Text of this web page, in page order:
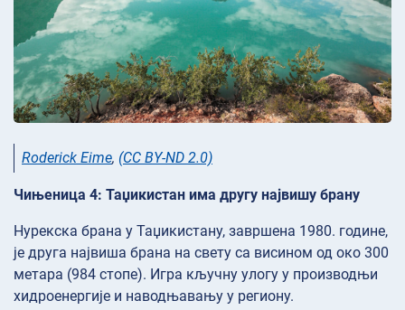
Roderick Eime, (CC BY-ND 2.0)
Чињеница 4: Таџикистан има другу највишу брану
Нурекска брана у Таџикистану, завршена 1980. године,
је друга највиша брана на свету са висином од око 300
метара (984 стопе). Игра кључну улогу у производњи
хидроенергије и наводњавању у региону.